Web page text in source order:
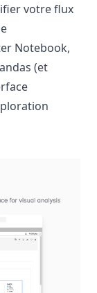
tab)
votre flux
Notebook,
(et